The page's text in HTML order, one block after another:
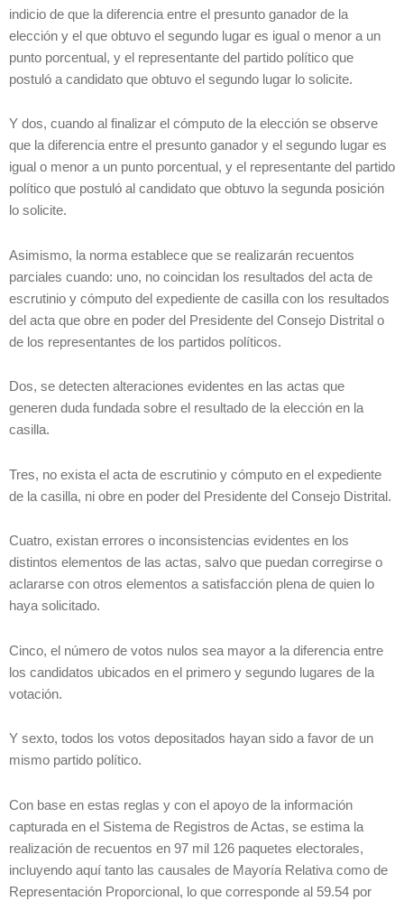
indicio de que la diferencia entre el presunto ganador de la
elección y el que obtuvo el segundo lugar es igual o menor a un
punto porcentual, y el representante del partido político que
postuló a candidato que obtuvo el segundo lugar lo solicite.
Y dos, cuando al finalizar el cómputo de la elección se observe
que la diferencia entre el presunto ganador y el segundo lugar es
igual o menor a un punto porcentual, y el representante del partido
político que postuló al candidato que obtuvo la segunda posición
lo solicite.
Asimismo, la norma establece que se realizarán recuentos
parciales cuando: uno, no coincidan los resultados del acta de
escrutinio y cómputo del expediente de casilla con los resultados
del acta que obre en poder del Presidente del Consejo Distrital o
de los representantes de los partidos políticos.
Dos, se detecten alteraciones evidentes en las actas que
generen duda fundada sobre el resultado de la elección en la
casilla.
Tres, no exista el acta de escrutinio y cómputo en el expediente
de la casilla, ni obre en poder del Presidente del Consejo Distrital.
Cuatro, existan errores o inconsistencias evidentes en los
distintos elementos de las actas, salvo que puedan corregirse o
aclararse con otros elementos a satisfacción plena de quien lo
haya solicitado.
Cinco, el número de votos nulos sea mayor a la diferencia entre
los candidatos ubicados en el primero y segundo lugares de la
votación.
Y sexto, todos los votos depositados hayan sido a favor de un
mismo partido político.
Con base en estas reglas y con el apoyo de la información
capturada en el Sistema de Registros de Actas, se estima la
realización de recuentos en 97 mil 126 paquetes electorales,
incluyendo aquí tanto las causales de Mayoría Relativa como de
Representación Proporcional, lo que corresponde al 59.54 por